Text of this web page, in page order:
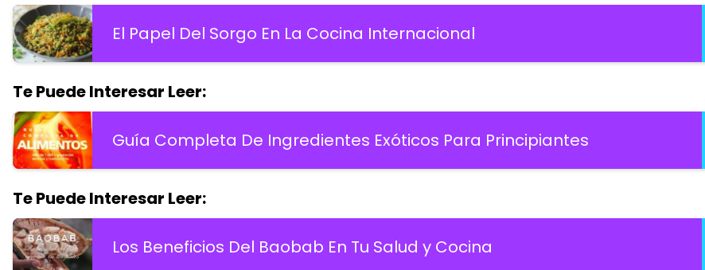
El Papel Del Sorgo En La Cocina Internacional
Te Puede Interesar Leer:
Guía Completa De Ingredientes Exóticos Para Principiantes
Te Puede Interesar Leer:
Los Beneficios Del Baobab En Tu Salud y Cocina